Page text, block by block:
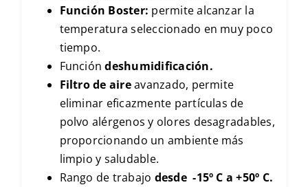
Función Boster: permite alcanzar la
temperatura seleccionado en muy poco
tiempo.
Funcióndeshumidificación.
Filtro de aireavanzado, permite
eliminar eficazmente partículas de
polvo alérgenos y olores desagradables,
proporcionando un ambiente más
limpio y saludable.
Rango de trabajo desde -15º C a +50º C.